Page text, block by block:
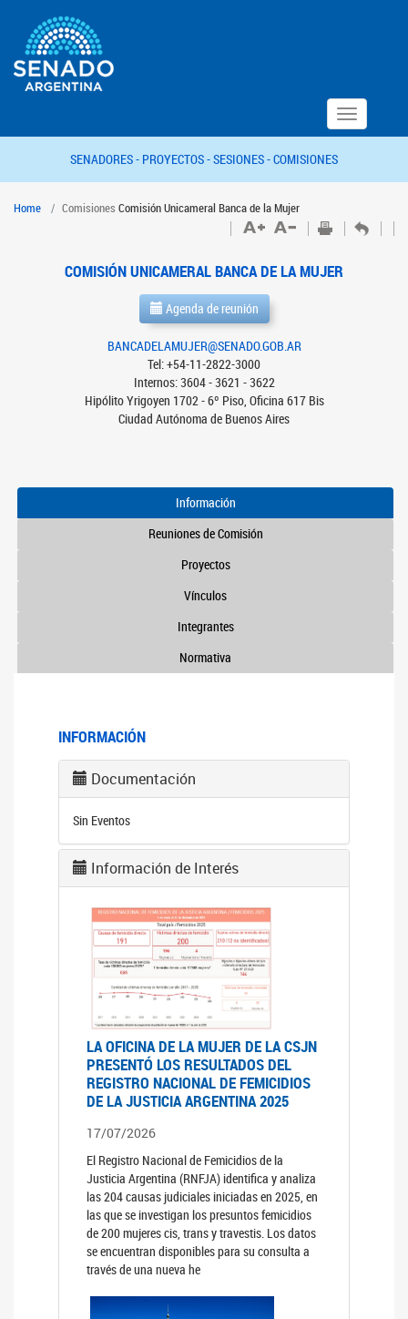
Toggle
navigation
SENADORES - PROYECTOS -SESIONES -COMISIONES
Home Comisiones Comisión Unicameral Banca de la Mujer
COMISIÓN UNICAMERAL BANCA DE LA MUJER
Agenda de reunión
BANCADELAMUJER@SENADO.GOB.AR
Tel: +54-11-2822-3000
Internos: 3604 - 3621 - 3622
Hipólito Yrigoyen 1702 - 6º Piso, Oficina 617 Bis
Ciudad Autónoma de Buenos Aires
Información
Reuniones de Comisión
Proyectos
Vínculos
Integrantes
Normativa
INFORMACIÓN
Documentación
Sin Eventos
Información de Interés
LA OFICINA DE LA MUJER DE LA CSJN
PRESENTÓ LOS RESULTADOS DEL
REGISTRO NACIONAL DE FEMICIDIOS
DE LA JUSTICIA ARGENTINA 2025
17/07/2026
El Registro Nacional de Femicidios de la
Justicia Argentina (RNFJA) identifica y analiza
las 204 causas judiciales iniciadas en 2025, en
las que se investigan los presuntos femicidios
de 200 mujeres cis, trans y travestis. Los datos
se encuentran disponibles para su consulta a
través de una nueva he